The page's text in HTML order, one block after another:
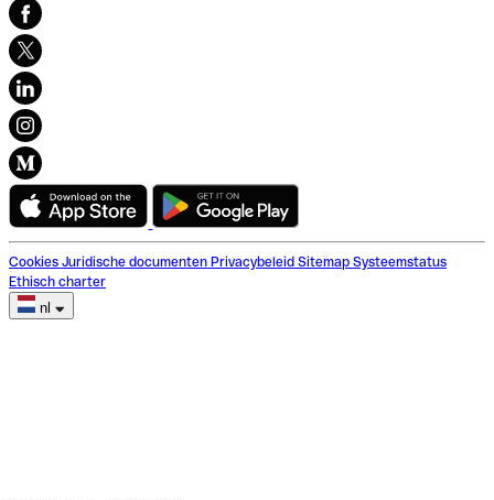
Cookies Juridische documenten Privacybeleid Sitemap Systeemstatus
Ethisch charter
nl